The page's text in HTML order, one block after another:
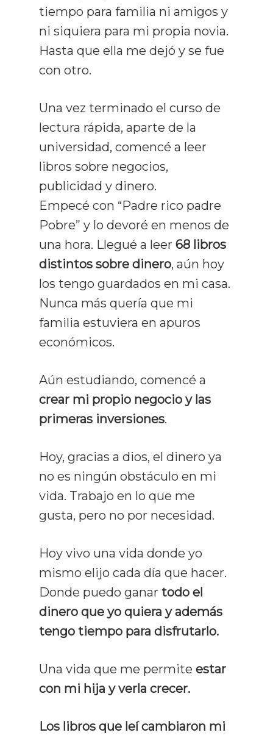
tiempo para familia ni amigos y
ni siquiera para mi propia novia.
Hasta que ella me dejó y se fue
con otro.
Una vez terminado el curso de
lectura rápida, aparte de la
universidad, comencé a leer
libros sobre negocios,
publicidad y dinero.
Empecé con “Padre rico padre
Pobre” y lo devoré en menos de
una hora. Llegué a leer 68 libros
distintos sobre dinero, aún hoy
los tengo guardados en mi casa.
Nunca más quería que mi
familia estuviera en apuros
económicos.
Aún estudiando, comencé a
crear mi propio negocio y las
primeras inversiones.
Hoy, gracias a dios, el dinero ya
no es ningún obstáculo en mi
vida. Trabajo en lo que me
gusta, pero no por necesidad.
Hoy vivo una vida donde yo
mismo elijo cada día que hacer.
Donde puedo ganar todo el
dinero que yo quiera y además
tengo tiempo para disfrutarlo.
Una vida que me permite estar
con mi hija y verla crecer.
Los libros que leí cambiaron mi